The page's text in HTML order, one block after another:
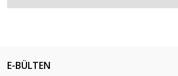
E-BÜLTEN